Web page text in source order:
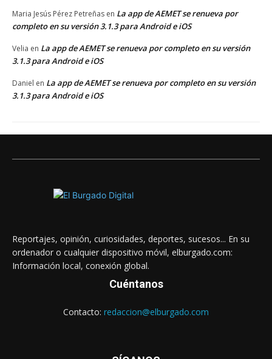
Maria Jesús Pérez Petreñas en La app de AEMET se renueva por
completo en su versión 3.1.3 para Android e iOS
Velia en La app de AEMET se renueva por completo en su versión
3.1.3 para Android e iOS
Daniel en La app de AEMET se renueva por completo en su versión
3.1.3 para Android e iOS
Reportajes, opinión, curiosidades, deportes, sucesos... En su
ordenador o cualquier dispositivo móvil, elburgado.com:
Información local, conexión global.
Cuéntanos
Contacto: redaccion@elburgado.com